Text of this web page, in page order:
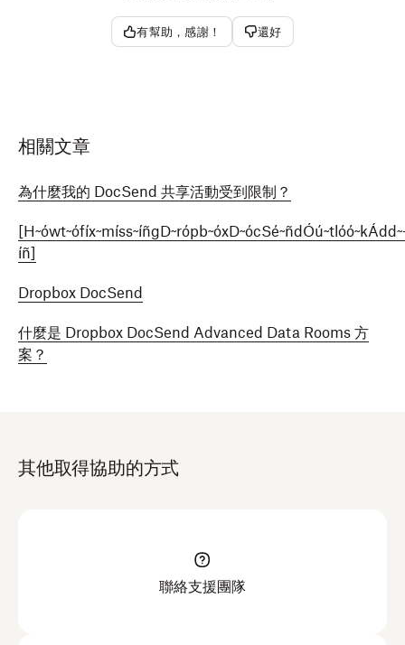
有幫助，感謝！ 還好
相關文章
為什麼我的 DocSend 共享活動受到限制？
íñ]
Dropbox DocSend
什麼是 Dropbox DocSend Advanced Data Rooms 方
案？
其他取得協助的方式
聯絡支援團隊